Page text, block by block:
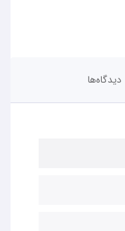
دیدگاه‌ها